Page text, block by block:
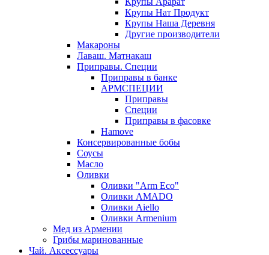
Крупы Нат Продукт
Крупы Наша Деревня
Другие производители
Макароны
Лаваш. Матнакаш
Приправы. Специи
Приправы в банке
АРМСПЕЦИИ
Приправы
Специи
Приправы в фасовке
Hamove
Консервированные бобы
Соусы
Масло
Оливки
Оливки "Arm Eco"
Оливки AMADO
Оливки Aiello
Оливки Armenium
Мед из Армении
Грибы маринованные
Чай. Аксессуары